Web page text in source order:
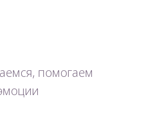
помогаем